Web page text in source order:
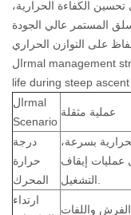
الكفاءة الحرارية،
المستمر عالي الجودة
الrmal management strategies are essential for preserving motor
life during steep ascent
الrmal
Scenario
عملية مثقلة
درجة
حرارة
المحرك
بسرعة،
عمليات إيقاف
ارتداء